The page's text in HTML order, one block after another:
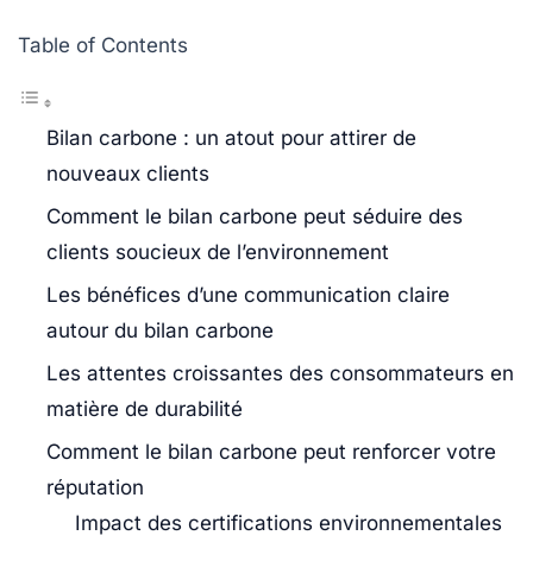
Table of Contents
Bilan carbone : un atout pour attirer de
nouveaux clients
Comment le bilan carbone peut séduire des
clients soucieux de l’environnement
Les bénéfices d’une communication claire
autour du bilan carbone
Les attentes croissantes des consommateurs en
matière de durabilité
Comment le bilan carbone peut renforcer votre
réputation
Impact des certifications environnementales